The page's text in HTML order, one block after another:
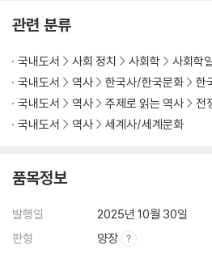
제8장 종교와 폭력, 군대, 전쟁
1. 종교, 폭력, 평화(1): 종교-폭력 관계의 다
2. 종교, 폭력, 평화(2): 종교폭력의 유형과
3. 종교와 군대: 군종제도
4. 언제 평화 지지자가 전쟁 지지자로 바뀌
정 요인들 개별적 거부자들
제9장 양심적 병역거부와 종교(1): 그리스도
1. 천주교
2. 개신교
3. 여전한 딜레마: 정의로운 전쟁 전통과 선
관련 분류
국내도서 사회 정치 사회학
사회학
국내도서
역사 한국사/한국문화
한
국내도서
역사 주제로 읽는 역사
전
국내도서
역사 세계사/세계문화
품목정보
발행일
2025년 10월 30일
판형
양장